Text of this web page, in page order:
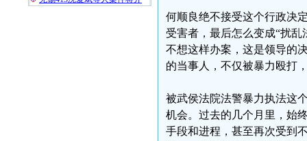
何顺良绝不接受这个行政决
受害者，最后怎么变成“扰
不想这样办案，这是领导的
的当事人，不仅被暴力殴打
被武侯法院法警暴力执法这
机会。过去的几个月里，始
手段和进程，甚至再次受到